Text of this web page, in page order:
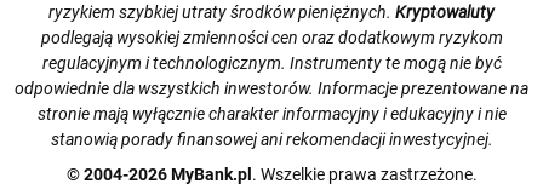
ryzykiem szybkiej utraty środków pieniężnych. Kryptowaluty
podlegają wysokiej zmienności cen oraz dodatkowym ryzykom
regulacyjnym i technologicznym. Instrumenty te mogą nie być
odpowiednie dla wszystkich inwestorów. Informacje prezentowane na
stronie mają wyłącznie charakter informacyjny i edukacyjny i nie
stanowią porady finansowej ani rekomendacji inwestycyjnej.
© 2004-2026 MyBank.pl . Wszelkie prawa zastrzeżone.